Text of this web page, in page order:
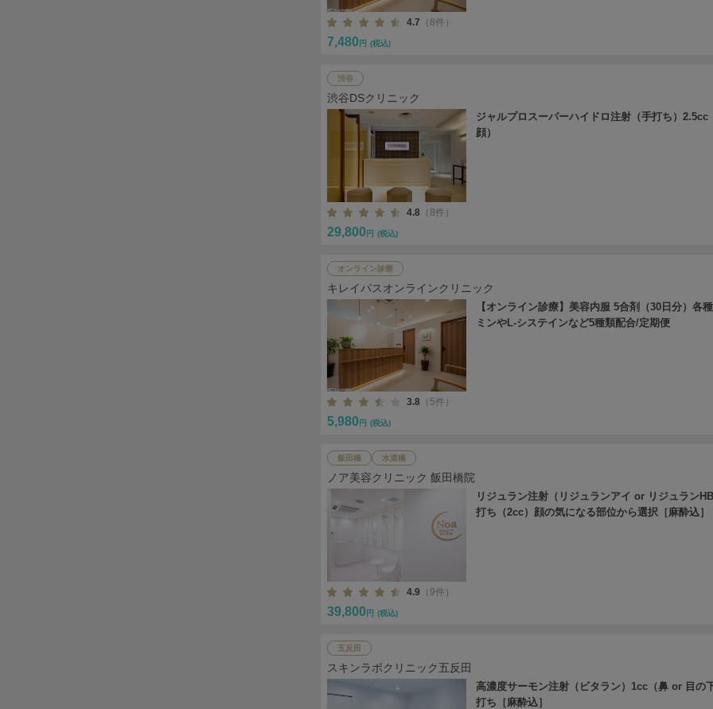
4.7 （8件）
7,480 円 (税込)
渋谷
渋谷DSクリニック
ジャルプロスーパーハイドロ注射（手打ち）2.5cc
顔）
4.8 （8件）
29,800 円 (税込)
オンライン診療
キレイパスオンラインクリニック
【オンライン診療】美容内服 5合剤（30日分）各
ミンやL-システインなど5種類配合/定期便
3.8 （5件）
5,980 円 (税込)
飯田橋 水道橋
ノア美容クリニック 飯田橋院
リジュラン注射（リジュランアイ or リジュラン
打ち（2cc）顔の気になる部位から選択［麻酔込］
4.9 （9件）
39,800 円 (税込)
五反田
スキンラボクリニック五反田
高濃度サーモン注射（ビタラン）1cc（鼻 or 目の
打ち［麻酔込］